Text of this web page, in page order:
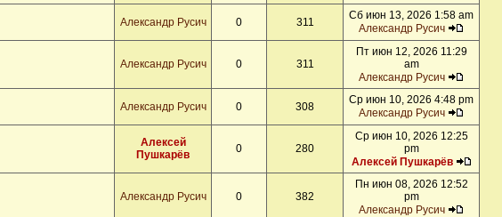
Александр Русич 0 311
Сб июн 13, 2026 1:58 am
Александр Русич
Александр Русич 0 311
Пт июн 12, 2026 11:29
am
Александр Русич
Александр Русич 0 308
Ср июн 10, 2026 4:48 pm
Александр Русич
Алексей
Пушкарёв
0 280
Ср июн 10, 2026 12:25
pm
Алексей Пушкарёв
Александр Русич 0 382
Пн июн 08, 2026 12:52
pm
Александр Русич